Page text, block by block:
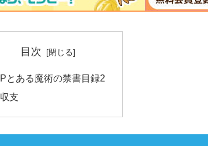
目次
Pとある魔術の禁書目録2
収支